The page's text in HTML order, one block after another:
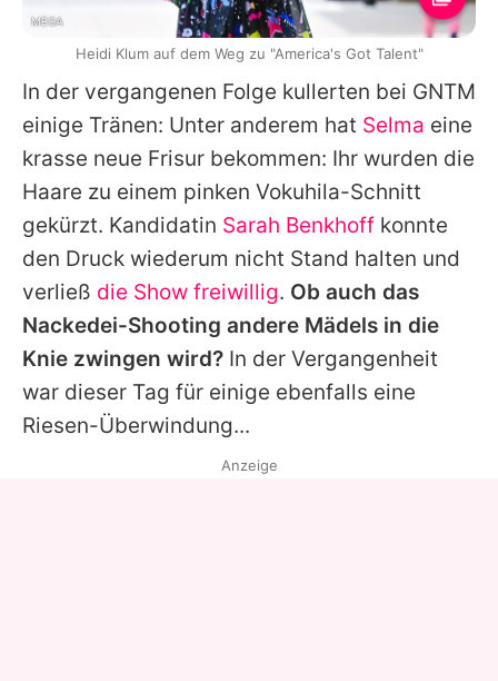
In der vergangenen Folge kullerten bei GNTM
einige Tränen: Unter anderem hat Selma eine
krasse neue Frisur bekommen: Ihr wurden die
Haare zu einem pinken Vokuhila-Schnitt
gekürzt. Kandidatin Sarah Benkhoff konnte
den Druck wiederum nicht Stand halten und
verließ die Show freiwillig. Ob auch das
Nackedei-Shooting andere Mädels in die
Knie zwingen wird? In der Vergangenheit
war dieser Tag für einige ebenfalls eine
Riesen-Überwindung...
MEGA
Heidi Klum auf dem Weg zu "America's Got Talent"
Anzeige